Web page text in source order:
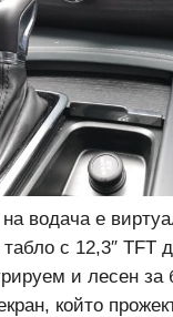
водача е
с 12,3″ TFT
и лесен
който